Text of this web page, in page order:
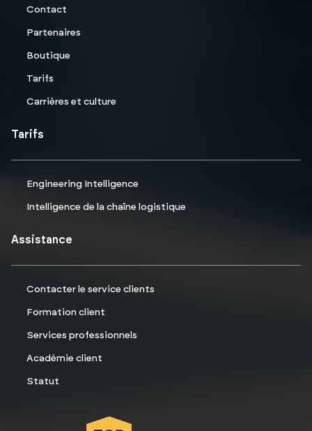
Contact
Partenaires
Boutique
Tarifs
Carrières et culture
Tarifs
Engineering Intelligence
Intelligence de la chaîne logistique
Assistance
Contacter le service clients
Formation client
Services professionnels
Académie client
Statut